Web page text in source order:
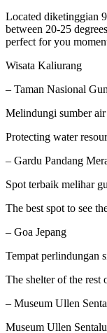
Located diketinggian
between 20-25
perfect for you
Wisata Kaliurang
– Taman Nasional
Melindungi sumber
Protecting water
– Gardu Pandang
Spot terbaik melihar
The best spot to see
– Goa Jepang
Tempat perlindungan
The shelter of the rest
– Museum Ullen
Museum Ullen